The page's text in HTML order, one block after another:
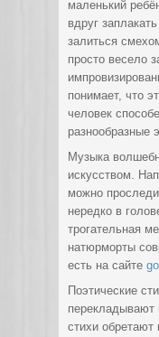
маленький
вдруг
залиться
просто весело
понимает, что
человек
разнообразные
Музыка
искусством.
можно
нередко в
трогательная
натюрморты
есть на сайте
Поэтические
перекладывают
стихи